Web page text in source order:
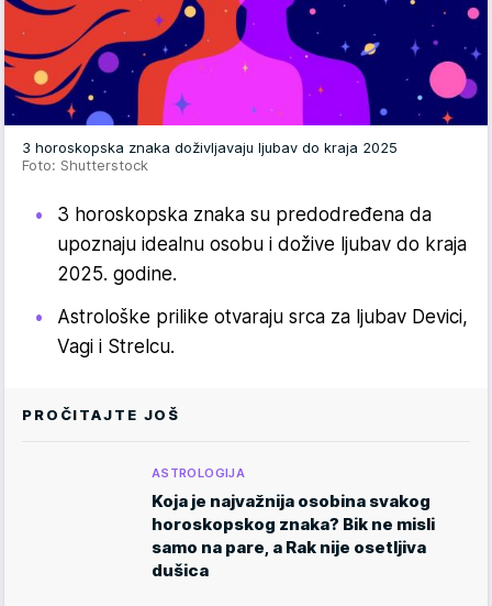
3 horoskopska znaka doživljavaju ljubav do kraja 2025
Foto: Shutterstock
3 horoskopska znaka su predodređena da
upoznaju idealnu osobu i dožive ljubav do kraja
2025. godine.
Astrološke prilike otvaraju srca za ljubav Devici,
Vagi i Strelcu.
PROČITAJTE JOŠ
ASTROLOGIJA
Koja je najvažnija osobina svakog
horoskopskog znaka? Bik ne misli
samo na pare, a Rak nije osetljiva
dušica